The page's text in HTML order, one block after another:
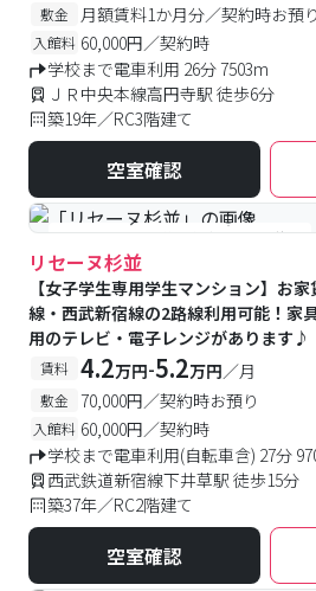
敷金 月額賃料1か月分／契約時お預り
入館料 60,000円／契約時
学校まで電車利用 26分 7503m
ＪＲ中央本線高円寺駅 徒歩6分
築19年／RC3階建て
空室確認
#女性専用 #予約受付中 #空室待ち
リセーヌ杉並
【女子学生専用学生マンション】お
線・西武新宿線の2路線利用可能！家
用のテレビ・電子レンジがあります♪
賃料 4.2万円-5.2万円／月
敷金 70,000円／契約時お預り
入館料 60,000円／契約時
学校まで電車利用(自転車含) 27分
西武鉄道新宿線下井草駅 徒歩15分
築37年／RC2階建て
空室確認